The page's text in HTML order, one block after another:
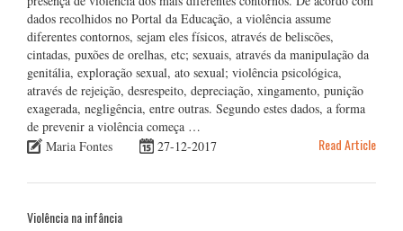
dados recolhidos no Portal da Educação, a violência assume
diferentes contornos, sejam eles físicos, através de beliscões,
cintadas, puxões de orelhas, etc; sexuais, através da manipulação da
genitália, exploração sexual, ato sexual; violência psicológica,
através de rejeição, desrespeito, depreciação, xingamento, punição
exagerada, negligência, entre outras. Segundo estes dados, a forma
de prevenir a violência começa …
Maria Fontes
27-12-2017 Read Article
Violência na infância